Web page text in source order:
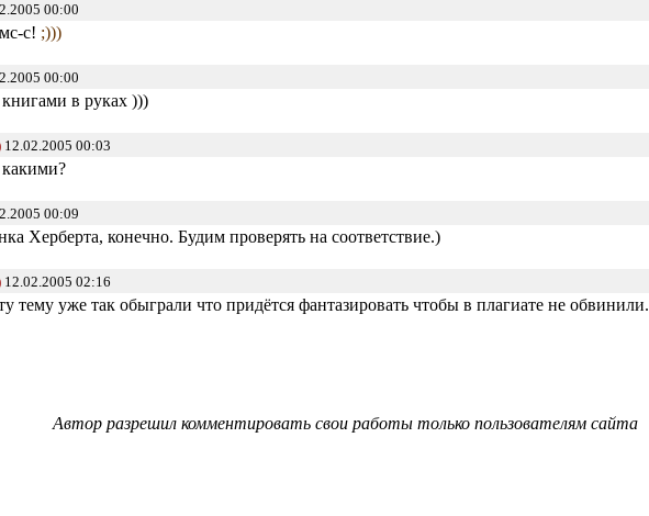
00:00
с! ;)))
00:00
в руках )))
12.02.2005 00:03
00:09
Херберта, конечно. Будим проверять на соответствие.)
12.02.2005 02:16
тему уже так обыграли что придётся фантазировать чтобы в плагиате не обвинили.
Автор разрешил комментировать свои работы только пользователям сайта